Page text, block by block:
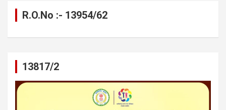
R.O.No :- 13954/62
13817/2